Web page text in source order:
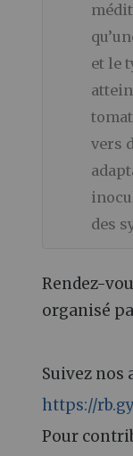
et le
vers
des
Rendez-
organisé
Suivez nos
https://
Pour